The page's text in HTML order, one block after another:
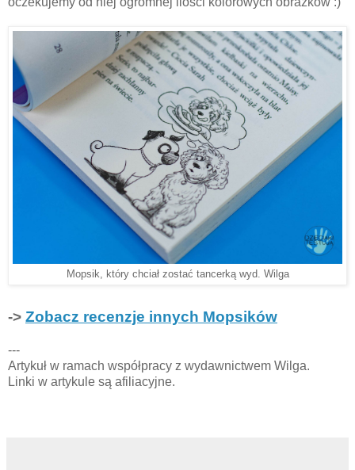
Mopsik, który chciał zostać tancerką wyd. Wilga
-> Zobacz recenzje innych Mopsików
---
Artykuł w ramach współpracy z wydawnictwem Wilga.
Linki w artykule są afiliacyjne.